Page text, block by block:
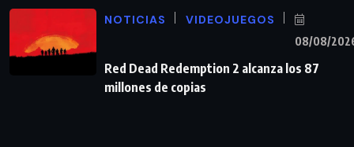
NOTICIAS VIDEOJUEGOS
08/08/
Red Dead Redemption 2 alcanza los 87
millones de copias